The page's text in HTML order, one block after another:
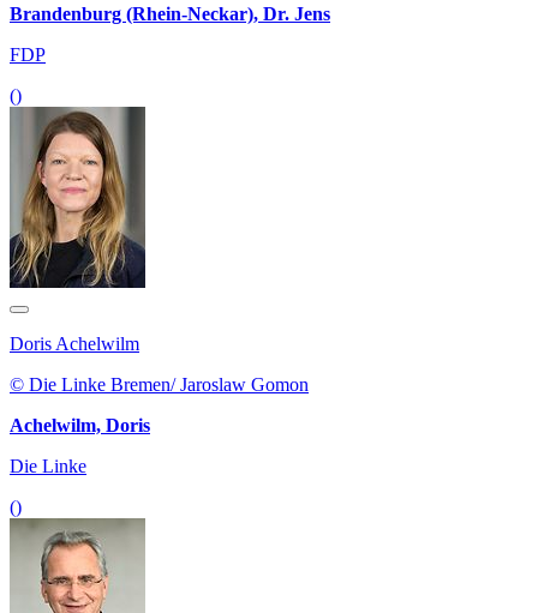
Brandenburg (Rhein-Neckar), Dr. Jens
FDP
()
Doris Achelwilm
© Die Linke Bremen/ Jaroslaw Gomon
Achelwilm, Doris
Die Linke
()